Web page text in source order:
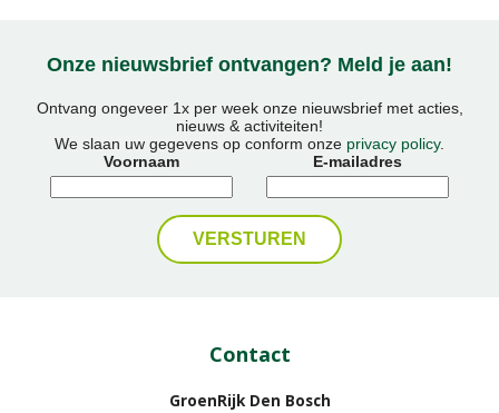
Onze nieuwsbrief ontvangen? Meld je aan!
Ontvang ongeveer 1x per week onze nieuwsbrief met acties,
nieuws & activiteiten!
We slaan uw gegevens op conform onze privacy policy.
Voornaam
E-mailadres
Contact
GroenRijk Den Bosch